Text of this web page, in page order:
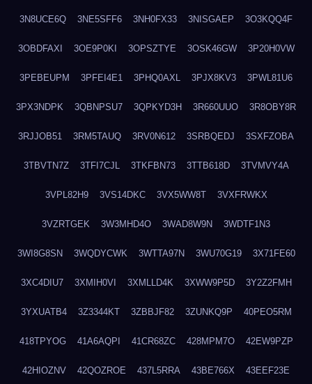
3N8UCE6Q 3NE5SFF6 3NH0FX33 3NISGAEP 3O3KQQ4F
3OBDFAXI 3OE9P0KI 3OPSZTYE 3OSK46GW 3P20H0VW
3PEBEUPM 3PFEI4E1 3PHQ0AXL 3PJX8KV3 3PWL81U6
3PX3NDPK 3QBNPSU7 3QPKYD3H 3R660UUO 3R8OBY8R
3RJJOB51 3RM5TAUQ 3RV0N612 3SRBQEDJ 3SXFZOBA
3TBVTN7Z 3TFI7CJL 3TKFBN73 3TTB618D 3TVMVY4A
3VPL82H9 3VS14DKC 3VX5WW8T 3VXFRWKX
3VZRTGEK 3W3MHD4O 3WAD8W9N 3WDTF1N3
3WI8G8SN 3WQDYCWK 3WTTA97N 3WU70G19 3X71FE60
3XC4DIU7 3XMIH0VI 3XMLLD4K 3XWW9P5D 3Y2Z2FMH
3YXUATB4 3Z3344KT 3ZBBJF82 3ZUNKQ9P 40PEO5RM
418TPYOG 41A6AQPI 41CR68ZC 428MPM7O 42EW9PZP
42HIOZNV 42QOZROE 437L5RRA 43BE766X 43EEF23E